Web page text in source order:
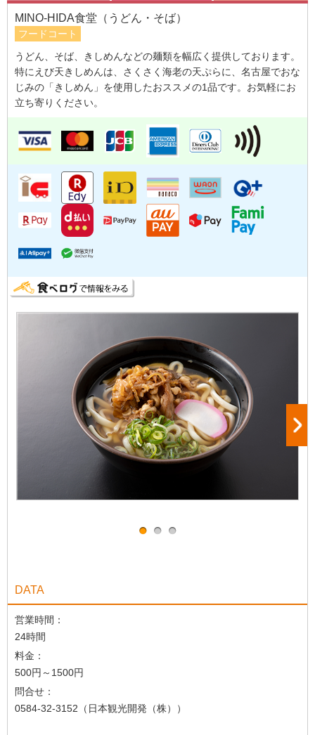
MINO-HIDA食堂（うどん・そば）
フードコート
うどん、そば、きしめんなどの麺類を幅広く提供しております。
特にえび天きしめんは、さくさく海老の天ぷらに、名古屋でおな
じみの「きしめん」を使用したおススメの1品です。お気軽にお
立ち寄りください。
DATA
営業時間：
24時間
料金：
500円～1500円
問合せ：
0584-32-3152（日本観光開発（株））